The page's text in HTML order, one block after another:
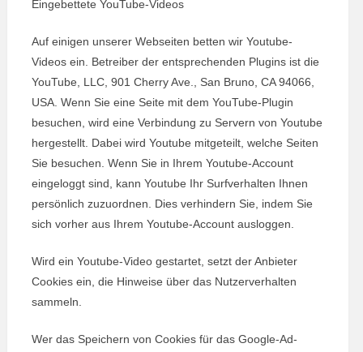
Eingebettete YouTube-Videos
Auf einigen unserer Webseiten betten wir Youtube-
Videos ein. Betreiber der entsprechenden Plugins ist die
YouTube, LLC, 901 Cherry Ave., San Bruno, CA 94066,
USA. Wenn Sie eine Seite mit dem YouTube-Plugin
besuchen, wird eine Verbindung zu Servern von Youtube
hergestellt. Dabei wird Youtube mitgeteilt, welche Seiten
Sie besuchen. Wenn Sie in Ihrem Youtube-Account
eingeloggt sind, kann Youtube Ihr Surfverhalten Ihnen
persönlich zuzuordnen. Dies verhindern Sie, indem Sie
sich vorher aus Ihrem Youtube-Account ausloggen.
Wird ein Youtube-Video gestartet, setzt der Anbieter
Cookies ein, die Hinweise über das Nutzerverhalten
sammeln.
Wer das Speichern von Cookies für das Google-Ad-